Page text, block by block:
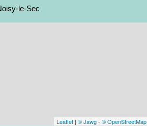
le-Sec
Leaflet | © Jawg- © OpenStreetMap